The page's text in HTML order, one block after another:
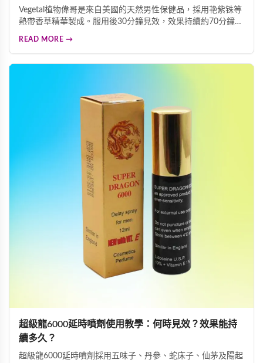
Vegetal植物偉哥是來自美國的天然男性保健品，採用艳紫铢等
熱帶香草精華製成。服用後30分鐘見效，效果持續約70分鐘且
READ MORE →
超級龍6000延時噴劑使用教學：何時見效？效果能持
續多久？
超級龍6000延時噴劑採用五味子、丹參、蛇床子、仙茅及陽起